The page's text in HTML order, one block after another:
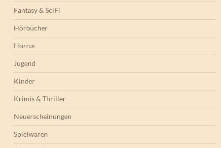
Fantasy & SciFi
Hörbücher
Horror
Jugend
Kinder
Krimis & Thriller
Neuerscheinungen
Spielwaren